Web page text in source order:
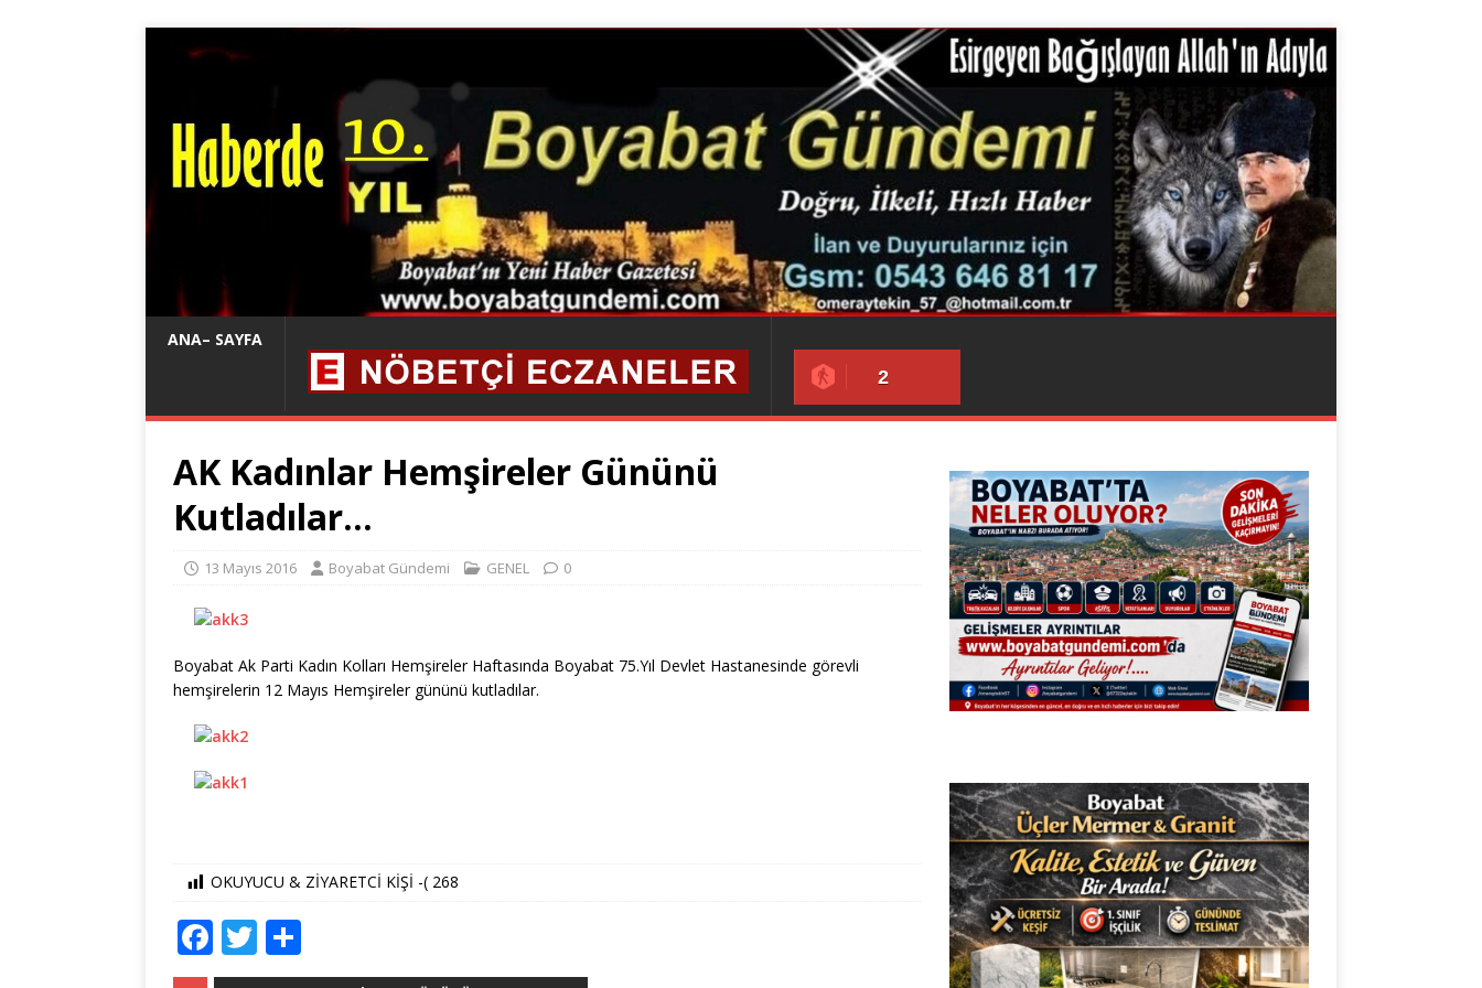
ANA– SAYFA
2
AK Kadınlar Hemşireler Gününü
Kutladılar…
13 Mayıs 2016 Boyabat Gündemi GENEL 0
Boyabat Ak Parti Kadın Kolları Hemşireler Haftasında Boyabat 75.Yıl Devlet Hastanesinde görevli
hemşirelerin 12 Mayıs Hemşireler gününü kutladılar.
OKUYUCU & ZİYARETCİ KİŞİ -( 268
F
a
T
w h